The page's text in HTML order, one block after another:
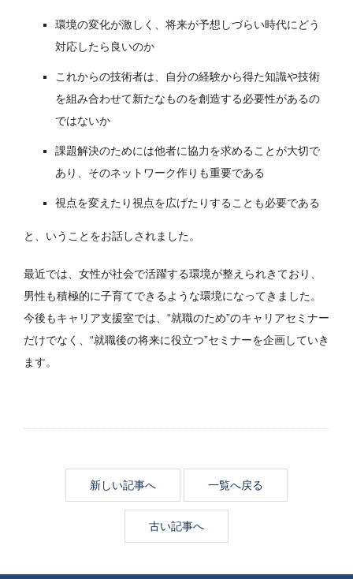
環境の変化が激しく、将来が予想しづらい時代にどう
対応したら良いのか
これからの技術者は、自分の経験から得た知識や技術
を組み合わせて新たなものを創造する必要性があるの
ではないか
課題解決のためには他者に協力を求めることが大切で
あり、そのネットワーク作りも重要である
視点を変えたり視点を広げたりすることも必要である
と、いうことをお話しされました。
最近では、女性が社会で活躍する環境が整えられきており、
男性も積極的に子育てできるような環境になってきました。
今後もキャリア支援室では、“就職のため”のキャリアセミナー
だけでなく、“就職後の将来に役立つ”セミナーを企画していき
ます。
新しい記事へ 一覧へ戻る
古い記事へ